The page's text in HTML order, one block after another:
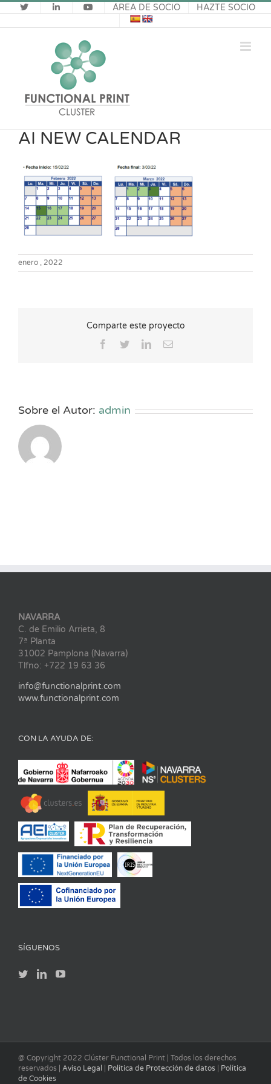
Saltar
al
contenido
ÁREA DE SOCIO HAZTE SOCIO
AI NEW CALENDAR
enero , 2022
Comparte este proyecto
Facebook
TwitterLinkedInCorreo
Sobre el Autor: admin
NAVARRA
C. de Emilio Arrieta, 8
7ª Planta
31002 Pamplona (Navarra)
Tlfno: +722 19 63 36
info@functionalprint.com
www.functionalprint.com
CON LA AYUDA DE:
SÍGUENOS
@ Copyright 2022 Clúster Functional Print | Todos los derechos
reservados | Aviso Legal Política de Protección de datos
Política
de Cookies